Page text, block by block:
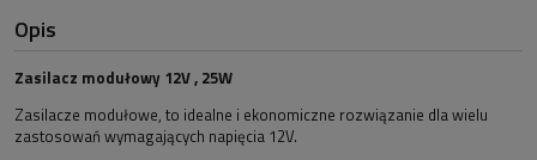
Opis
Zasilacz modułowy 12V , 25W
Zasilacze modułowe, to idealne i ekonomiczne rozwiązanie dla wielu
zastosowań wymagających napięcia 12V.